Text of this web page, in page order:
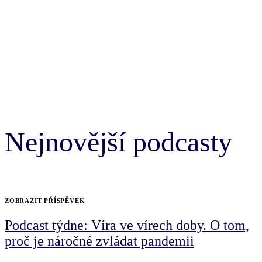
Nejnovější podcasty
ZOBRAZIT PŘÍSPĚVEK
Podcast týdne: Víra ve vírech doby. O tom,
proč je náročné zvládat pandemii